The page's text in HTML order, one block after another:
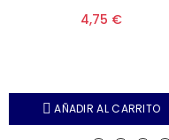
4,75 €
AÑADIR AL CARRITO